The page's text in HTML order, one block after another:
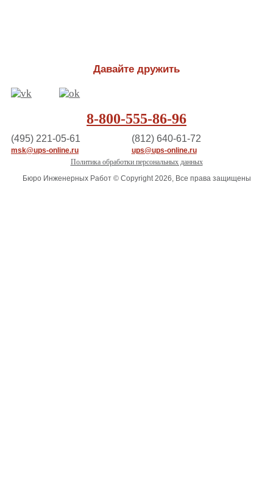
Давайте дружить
8-800-555-86-96
(495) 221-05-61
msk@ups-online.ru
(812) 640-61-72
ups@ups-online.ru
Политика обработки персональных данных
Бюро Инженерных Работ © Copyright 2026, Все права защищены